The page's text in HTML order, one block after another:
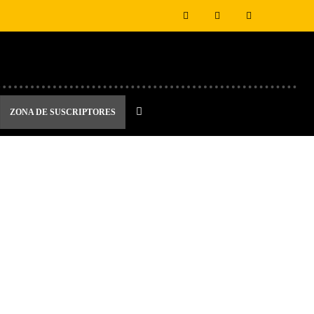
ZONA DE SUSCRIPTORES